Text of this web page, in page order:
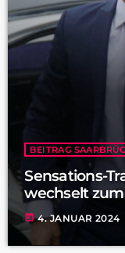
BEITRAG
Sensations-
wechselt zum
today 4. JANUAR 2024